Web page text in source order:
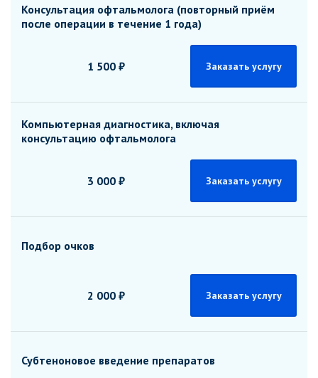
Консультация офтальмолога (повторный приём
после операции в течение 1 года)
1 500 ₽ Заказать услугу
Компьютерная диагностика, включая
консультацию офтальмолога
3 000 ₽ Заказать услугу
Подбор очков
2 000 ₽ Заказать услугу
Субтеноновое введение препаратов